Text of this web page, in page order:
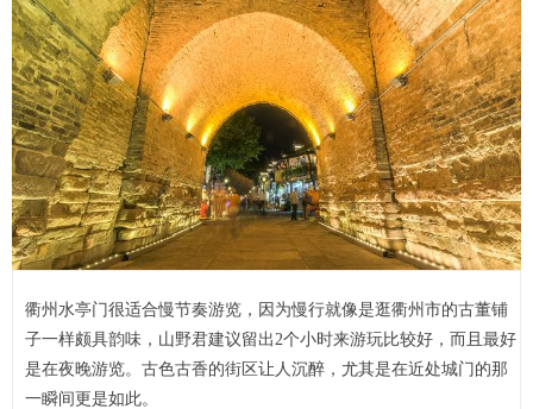
衢州水亭门很适合慢节奏游览，因为慢行就像是逛衢州市的古董铺
子一样颇具韵味，山野君建议留出2个小时来游玩比较好，而且最好
是在夜晚游览。古色古香的街区让人沉醉，尤其是在近处城门的那
一瞬间更是如此。